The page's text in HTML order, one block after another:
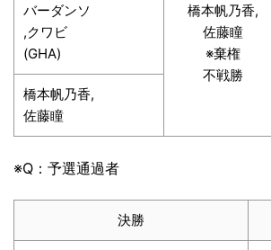
バーダンソ
,クワビ
(GHA)
橋本帆乃香,
佐藤瞳
※棄権
不戦勝
橋本帆乃香,
佐藤瞳
※Q：予選通過者
決勝